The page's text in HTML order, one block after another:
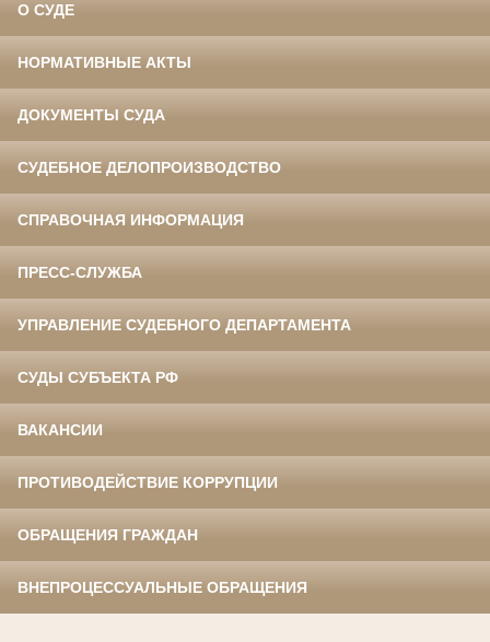
О СУДЕ
НОРМАТИВНЫЕ АКТЫ
ДОКУМЕНТЫ СУДА
СУДЕБНОЕ ДЕЛОПРОИЗВОДСТВО
СПРАВОЧНАЯ ИНФОРМАЦИЯ
ПРЕСС-СЛУЖБА
УПРАВЛЕНИЕ СУДЕБНОГО ДЕПАРТАМЕНТА
СУДЫ СУБЪЕКТА РФ
ВАКАНСИИ
ПРОТИВОДЕЙСТВИЕ КОРРУПЦИИ
ОБРАЩЕНИЯ ГРАЖДАН
ВНЕПРОЦЕССУАЛЬНЫЕ ОБРАЩЕНИЯ